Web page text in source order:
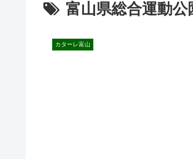
富山県総合運動
カターレ富山